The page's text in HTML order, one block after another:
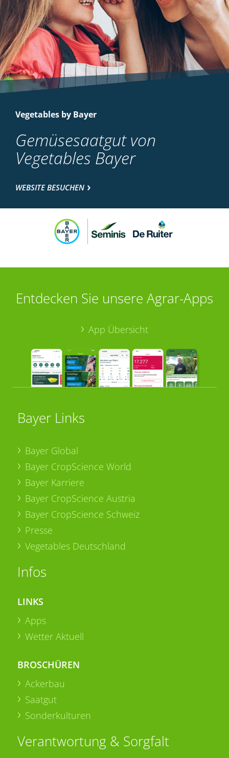
Vegetables by Bayer
Gemüsesaatgut von
Vegetables Bayer
WEBSITE BESUCHEN
Entdecken Sie unsere Agrar-Apps
App Übersicht
Bayer Links
Bayer Global
Bayer CropScience World
Bayer Karriere
Bayer CropScience Austria
Bayer CropScience Schweiz
Presse
Vegetables Deutschland
Infos
LINKS
Apps
Wetter Aktuell
BROSCHÜREN
Ackerbau
Saatgut
Sonderkulturen
Verantwortung & Sorgfalt